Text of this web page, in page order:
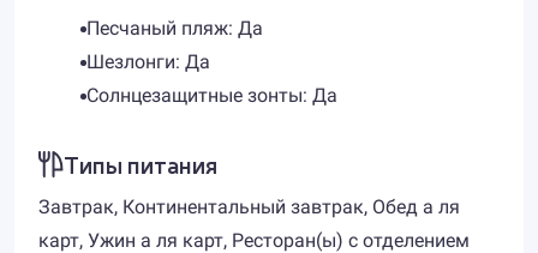
Песчаный пляж: Да
Шезлонги: Да
Солнцезащитные зонты: Да
Типы питания
Завтрак, Континентальный завтрак, Обед а ля
карт, Ужин а ля карт, Ресторан(ы) с отделением